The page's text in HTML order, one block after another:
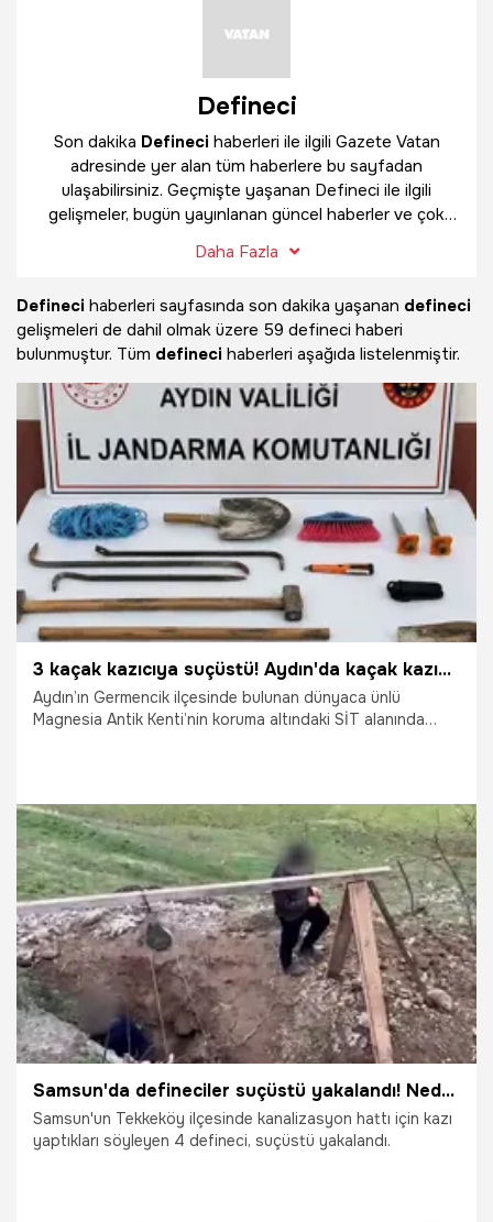
Defineci
Son dakika Defineci haberleri ile ilgili Gazete Vatan
adresinde yer alan tüm haberlere bu sayfadan
ulaşabilirsiniz. Geçmişte yaşanan Defineci ile ilgili
gelişmeler, bugün yayınlanan güncel haberler ve çok
Daha Fazla
Defineci haberleri sayfasında son dakika yaşanan defineci
gelişmeleri de dahil olmak üzere 59 defineci haberi
bulunmuştur. Tüm defineci haberleri aşağıda listelenmiştir.
3 kaçak kazıcıya suçüstü! Aydın'da kaçak kazıcılara operasyon: Dedektörle yakalandılar!
Aydın’ın Germencik ilçesinde bulunan dünyaca ünlü
Magnesia Antik Kenti’nin koruma altındaki SİT alanında
zarar vermek için kullandığı el dedektöründen balyozlara
kadar çok sayıda kazı malzemesine el konuldu.
28.05.2026 Gündem
Samsun'da defineciler suçüstü yakalandı! Neden kazdıklarını söylediler
Samsun'un Tekkeköy ilçesinde kanalizasyon hattı için kazı
yaptıkları söyleyen 4 defineci, suçüstü yakalandı.